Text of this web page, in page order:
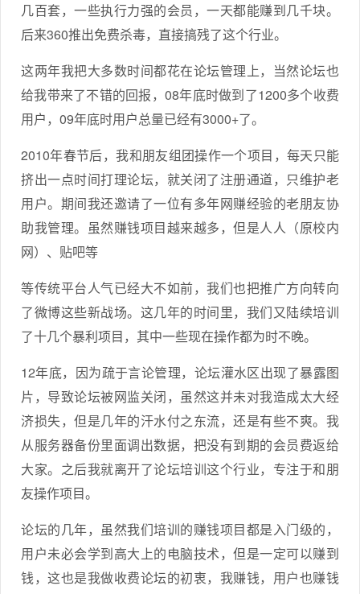
几百套，一些执行力强的会员，一天都能赚到几千块。
后来360推出免费杀毒，直接搞残了这个行业。
这两年我把大多数时间都花在论坛管理上，当然论坛也
给我带来了不错的回报，08年底时做到了1200多个收费
用户，09年底时用户总量已经有3000+了。
2010年春节后，我和朋友组团操作一个项目，每天只能
挤出一点时间打理论坛，就关闭了注册通道，只维护老
用户。期间我还邀请了一位有多年网赚经验的老朋友协
助我管理。虽然赚钱项目越来越多，但是人人（原校内
网）、贴吧等
等传统平台人气已经大不如前，我们也把推广方向转向
了微博这些新战场。这几年的时间里，我们又陆续培训
了十几个暴利项目，其中一些现在操作都为时不晚。
12年底，因为疏于言论管理，论坛灌水区出现了暴露图
片，导致论坛被网监关闭，虽然这并未对我造成太大经
济损失，但是几年的汗水付之东流，还是有些不爽。我
从服务器备份里面调出数据，把没有到期的会员费返给
大家。之后我就离开了论坛培训这个行业，专注于和朋
友操作项目。
论坛的几年，虽然我们培训的赚钱项目都是入门级的，
用户未必会学到高大上的电脑技术，但是一定可以赚到
钱，这也是我做收费论坛的初衷，我赚钱，用户也赚钱